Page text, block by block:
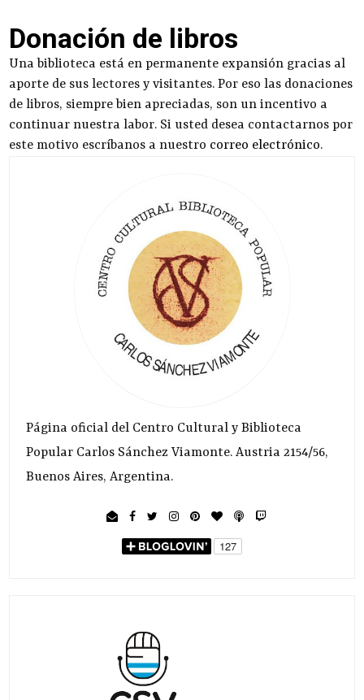
Donación de libros
Una biblioteca está en permanente expansión gracias al
aporte de sus lectores y visitantes. Por eso las donaciones
de libros, siempre bien apreciadas, son un incentivo a
continuar nuestra labor. Si usted desea contactarnos por
este motivo escríbanos a nuestro correo electrónico.
Página oficial del Centro Cultural y Biblioteca
Popular Carlos Sánchez Viamonte. Austria 2154/56,
Buenos Aires, Argentina.